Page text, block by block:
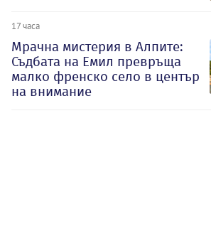
17 часа
Мрачна мистерия в Алпите:
Съдбата на Емил превръща
малко френско село в център
на внимание